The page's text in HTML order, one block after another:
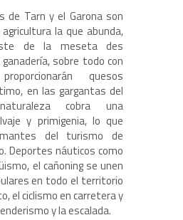
de Tarn y el Garona son
la que abunda,
de la meseta des
sobre todo con
quesos
en las gargantas del
cobra una
y primigenia, lo que
del turismo de
Deportes náuticos como
el cañoning se unen
en todo el territorio
el ciclismo en carretera y
y la escalada.